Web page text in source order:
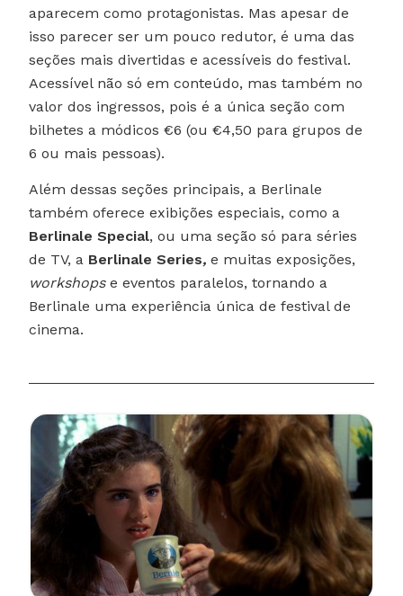
aparecem como protagonistas. Mas apesar de
isso parecer ser um pouco redutor, é uma das
seções mais divertidas e acessíveis do festival.
Acessível não só em conteúdo, mas também no
valor dos ingressos, pois é a única seção com
bilhetes a módicos €6 (ou €4,50 para grupos de
6 ou mais pessoas).
Além dessas seções principais, a Berlinale
também oferece exibições especiais, como a
Berlinale Special, ou uma seção só para séries
de TV, a Berlinale Series, e muitas exposições,
workshopse eventos paralelos, tornando a
Berlinale uma experiência única de festival de
cinema.